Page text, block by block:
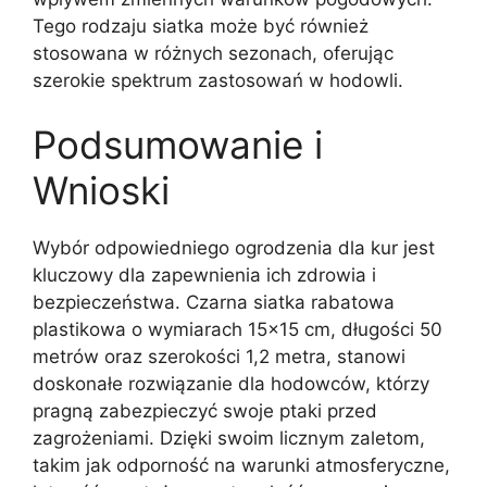
Tego rodzaju siatka może być również
stosowana w różnych sezonach, oferując
szerokie spektrum zastosowań w hodowli.
Podsumowanie i
Wnioski
Wybór odpowiedniego ogrodzenia dla kur jest
kluczowy dla zapewnienia ich zdrowia i
bezpieczeństwa. Czarna siatka rabatowa
plastikowa o wymiarach 15×15 cm, długości 50
metrów oraz szerokości 1,2 metra, stanowi
doskonałe rozwiązanie dla hodowców, którzy
pragną zabezpieczyć swoje ptaki przed
zagrożeniami. Dzięki swoim licznym zaletom,
takim jak odporność na warunki atmosferyczne,